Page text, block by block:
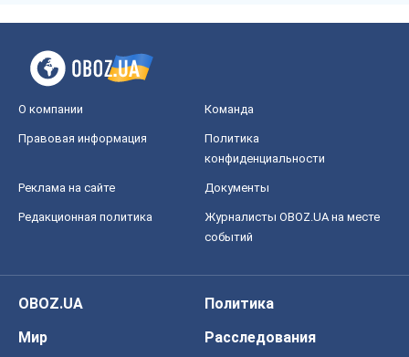
О компании Команда
Правовая информация
Политика
конфиденциальности
Реклама на сайте Документы
Редакционная политика
Журналисты OBOZ.UA на месте
событий
OBOZ.UA
Политика
Мир
Расследования